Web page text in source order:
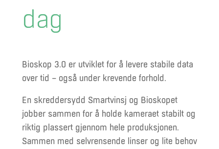
dag
Bioskop 3.0 er utviklet for å levere stabile data
over tid – også under krevende forhold.
En skreddersydd Smartvinsj og Bioskopet
jobber sammen for å holde kameraet stabilt og
riktig plassert gjennom hele produksjonen.
Sammen med selvrensende linser og lite behov